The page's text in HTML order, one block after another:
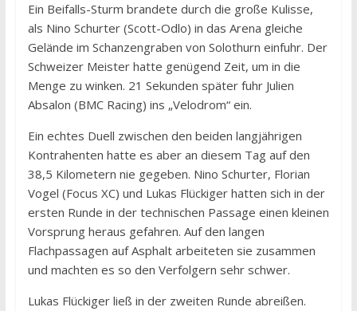
Ein Beifalls-Sturm brandete durch die große Kulisse,
als Nino Schurter (Scott-Odlo) in das Arena gleiche
Gelände im Schanzengraben von Solothurn einfuhr. Der
Schweizer Meister hatte genügend Zeit, um in die
Menge zu winken. 21 Sekunden später fuhr Julien
Absalon (BMC Racing) ins „Velodrom“ ein.
Ein echtes Duell zwischen den beiden langjährigen
Kontrahenten hatte es aber an diesem Tag auf den
38,5 Kilometern nie gegeben. Nino Schurter, Florian
Vogel (Focus XC) und Lukas Flückiger hatten sich in der
ersten Runde in der technischen Passage einen kleinen
Vorsprung heraus gefahren. Auf den langen
Flachpassagen auf Asphalt arbeiteten sie zusammen
und machten es so den Verfolgern sehr schwer.
Lukas Flückiger ließ in der zweiten Runde abreißen.